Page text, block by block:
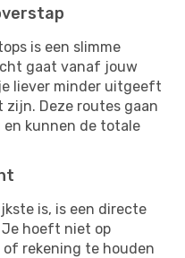
is een slimme
gaat vanaf jouw
liever minder uitgeeft
Deze routes gaan
en kunnen de totale
is, is een directe
hoeft niet op
rekening te houden